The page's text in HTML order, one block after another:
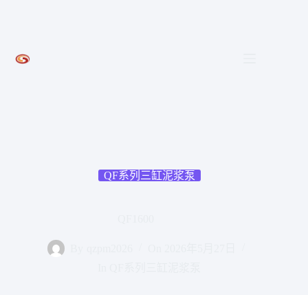
QF系列三缸泥浆泵